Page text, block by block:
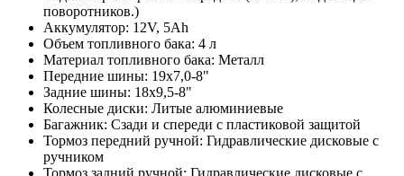
поворотников.)
Аккумулятор: 12V, 5Ah
Объем топливного бака: 4 л
Материал топливного бака: Металл
Передние шины: 19х7,0-8"
Задние шины: 18х9,5-8"
Колесные диски: Литые алюминиевые
Багажник: Сзади и спереди с пластиковой защитой
Тормоз передний ручной: Гидравлические дисковые с
ручником